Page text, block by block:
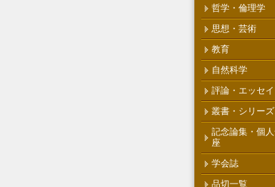
哲学・倫理学
思想・芸術
教育
自然科学
評論・エッセイ
叢書・シリーズ
記念論集・個
座
学会誌
品切一覧